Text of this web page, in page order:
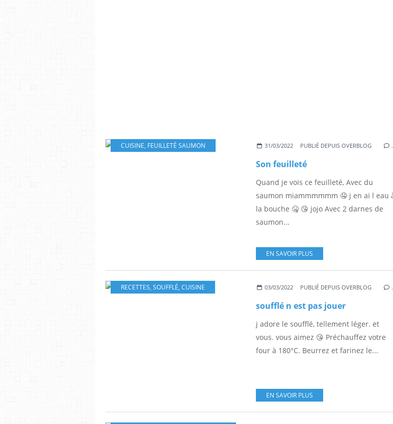
CUISINE, FEUILLETÉ SAUMON 31/03/2022 PUBLIÉ DEPUIS OVERBLOG
Son feuilleté
Quand je vois ce feuilleté, Avec du
saumon miammmmmm 🤤 j en ai l eau
la bouche 🤐 😘 jojo Avec 2 darnes de
saumon...
EN SAVOIR PLUS
RECETTES, SOUFFLÉ, CUISINE 03/03/2022 PUBLIÉ DEPUIS OVERBLOG
soufflé n est pas jouer
j adore le soufflé, tellement léger. et
vous. vous aimez 😘 Préchauffez votre
four à 180°C. Beurrez et farinez le...
EN SAVOIR PLUS